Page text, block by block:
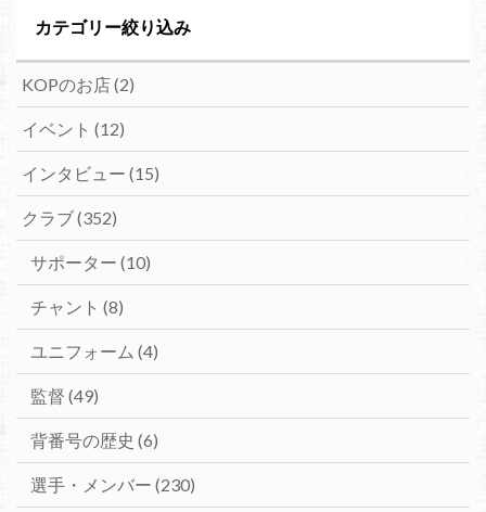
カテゴリー絞り込み
KOPのお店(2)
イベント (12)
インタビュー (15)
クラブ(352)
サポーター (10)
チャント (8)
ユニフォーム (4)
監督 (49)
背番号の歴史 (6)
選手・メンバー (230)